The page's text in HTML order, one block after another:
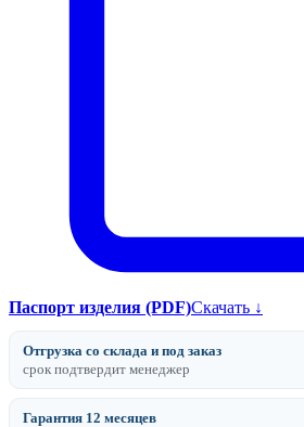
Паспорт изделия (PDF)Скачать ↓
Отгрузка со склада и под заказ
срок подтвердит менеджер
Гарантия 12 месяцев